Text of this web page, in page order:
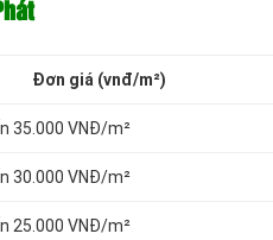
Đơn giá (vnđ/m²)
35.000 VNĐ/m²
30.000 VNĐ/m²
25.000 VNĐ/m²